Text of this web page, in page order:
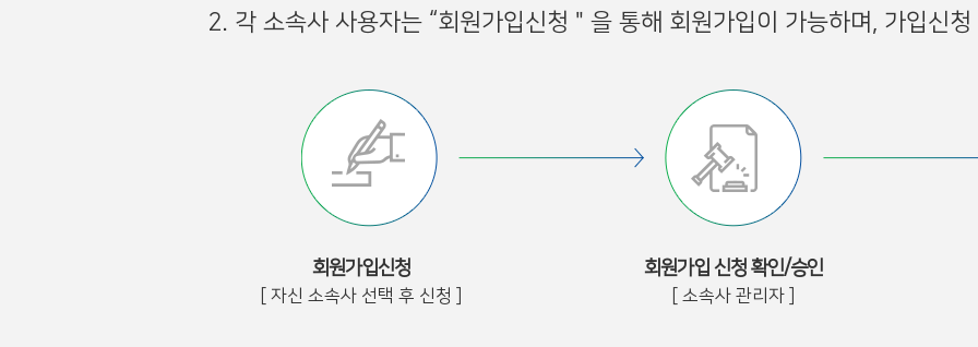
2. 각 소속사 사용자는 “회원가입신청＂을 통해 회원가입이 가능하며, 가입신
회원가입신청
[ 자신 소속사 선택 후 신청 ]
회원가입 신청 확인/승인
[ 소속사 관리자 ]